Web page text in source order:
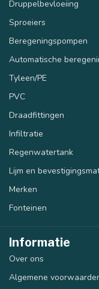
Druppelbevloeiing
Sproeiers
Beregeningspompen
Automatische
Tyleen/PE
PVC
Draadfittingen
Infiltratie
Regenwatertank
Lijm en
Merken
Fonteinen
Informatie
Over ons
Algemene